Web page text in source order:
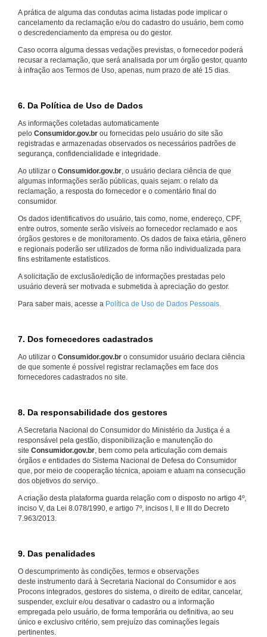
A prática de alguma das condutas acima listadas pode implicar o
cancelamento da reclamação e/ou do cadastro do usuário, bem como
o descredenciamento da empresa ou do gestor.
Caso ocorra alguma dessas vedações previstas, o fornecedor poderá
recusar a reclamação, que será analisada por um órgão gestor, quanto
à infração aos Termos de Uso, apenas, num prazo de até 15 dias.
6. Da Política de Uso de Dados
As informações coletadas automaticamente
pelo Consumidor.gov.br ou fornecidas pelo usuário do site são
registradas e armazenadas observados os necessários padrões de
segurança, confidencialidade e integridade.
Ao utilizar o Consumidor.gov.br , o usuário declara ciência de que
algumas informações serão públicas, quais sejam: o relato da
reclamação, a resposta do fornecedor e o comentário final do
consumidor.
Os dados identificativos do usuário, tais como, nome, endereço, CPF,
entre outros, somente serão visíveis ao fornecedor reclamado e aos
órgãos gestores e de monitoramento. Os dados de faixa etária, gênero
e regionais poderão ser utilizados de forma não individualizada para
fins estritamente estatísticos.
A solicitação de exclusão/edição de informações prestadas pelo
usuário deverá ser motivada e submetida à apreciação do gestor.
Para saber mais, acesse a Política de Uso de Dados Pessoais.
7. Dos fornecedores cadastrados
Ao utilizar o Consumidor.gov.br o consumidor usuário declara ciência
de que somente é possível registrar reclamações em face dos
fornecedores cadastrados no site.
8. Da responsabilidade dos gestores
A Secretaria Nacional do Consumidor do Ministério da Justiça é a
responsável pela gestão, disponibilização e manutenção do
site Consumidor.gov.br, bem como pela articulação com demais
órgãos e entidades do Sistema Nacional de Defesa do Consumidor
que, por meio de cooperação técnica, apoiam e atuam na consecução
dos objetivos do serviço.
A criação desta plataforma guarda relação com o disposto no artigo 4º,
inciso V, da Lei 8.078/1990, e artigo 7º, incisos I, II e III do Decreto
7.963/2013.
9. Das penalidades
O descumprimento às condições, termos e observações
deste instrumento dará à Secretaria Nacional do Consumidor e aos
Procons integrados, gestores do sistema, o direito de editar, cancelar,
suspender, excluir e/ou desativar o cadastro ou a informação
empregada pelo usuário, de forma temporária ou definitiva, ao seu
único e exclusivo critério, sem prejuízo das cominações legais
pertinentes.